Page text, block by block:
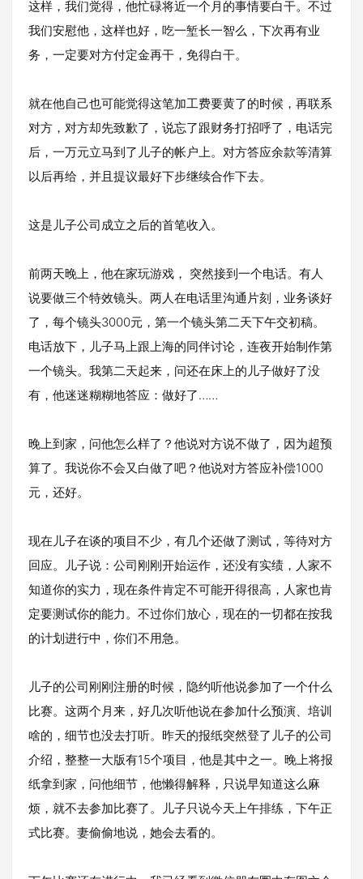
这样，我们觉得，他忙碌将近一个月的事情要白干。不过
我们安慰他，这样也好，吃一堑长一智么，下次再有业
务，一定要对方付定金再干，免得白干。
就在他自己也可能觉得这笔加工费要黄了的时候，再联系
对方，对方却先致歉了，说忘了跟财务打招呼了，电话完
后，一万元立马到了儿子的帐户上。对方答应余款等清算
以后再给，并且提议最好下步继续合作下去。
这是儿子公司成立之后的首笔收入。
前两天晚上，他在家玩游戏， 突然接到一个电话。有人
说要做三个特效镜头。两人在电话里沟通片刻，业务谈好
了，每个镜头3000元，第一个镜头第二天下午交初稿。
电话放下，儿子马上跟上海的同伴讨论，连夜开始制作第
一个镜头。我第二天起来，问还在床上的儿子做好了没
有，他迷迷糊糊地答应：做好了……
晚上到家，问他怎么样了？他说对方说不做了，因为超预
算了。我说你不会又白做了吧？他说对方答应补偿1000
元，还好。
现在儿子在谈的项目不少，有几个还做了测试，等待对方
回应。儿子说：公司刚刚开始运作，还没有实绩，人家不
知道你的实力，现在条件肯定不可能开得很高，人家也肯
定要测试你的能力。不过你们放心，现在的一切都在按我
的计划进行中，你们不用急。
儿子的公司刚刚注册的时候，隐约听他说参加了一个什么
比赛。这两个月来，好几次听他说在参加什么预演、培训
啥的，细节也没去打听。昨天的报纸突然登了儿子的公司
介绍，整整一大版有15个项目，他是其中之一。晚上将报
纸拿到家，问他细节，他懒得解释，只说早知道这么麻
烦，就不去参加比赛了。儿子只说今天上午排练，下午正
式比赛。妻偷偷地说，她会去看的。